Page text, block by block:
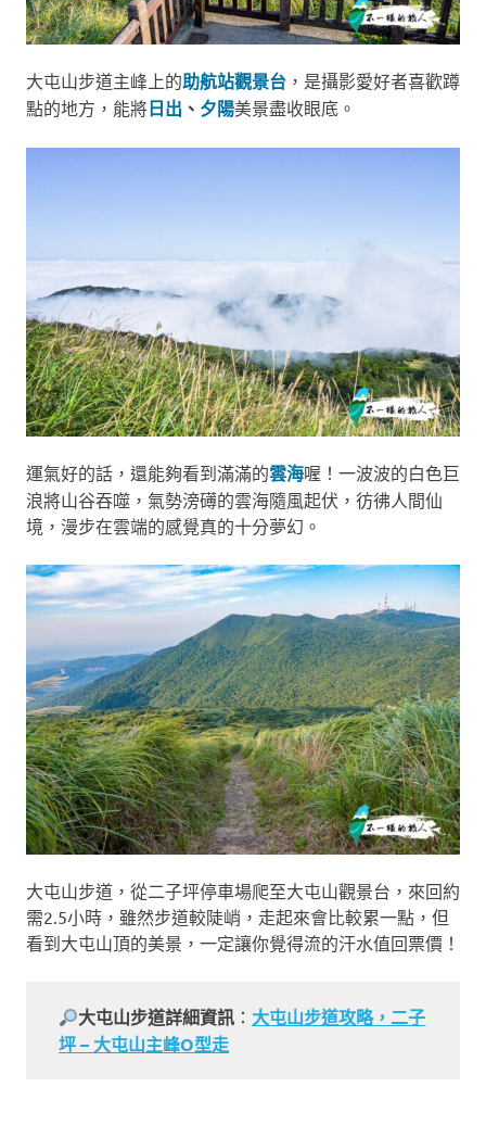
大屯山步道主峰上的助航站觀景台 ，是攝影愛好者喜歡蹲
點的地方，能將日出 、 夕陽美景盡收眼底。
運氣好的話，還能夠看到滿滿的雲海喔！一波波的白色巨
浪將山谷吞噬，氣勢滂礡的雲海隨風起伏，彷彿人間仙
境，漫步在雲端的感覺真的十分夢幻。
大屯山步道，從二子坪停車場爬至大屯山觀景台，來回約
需2.5小時，雖然步道較陡峭，走起來會比較累一點，但
看到大屯山頂的美景，一定讓你覺得流的汗水值回票價！
大屯山步道詳細資訊 ： 大屯山步道攻略，二子
坪 – 大屯山主峰O型走